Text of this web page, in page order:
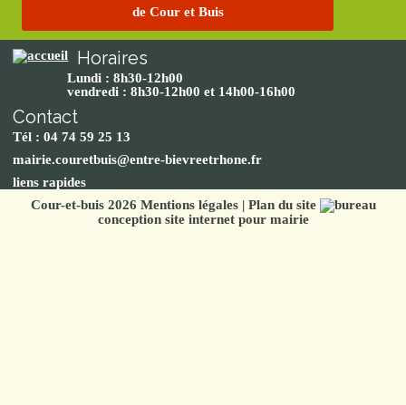
de Cour et Buis
Horaires
Lundi : 8h30-12h00
vendredi : 8h30-12h00 et 14h00-16h00
Contact
Tél : 04 74 59 25 13
mairie.couretbuis@entre-bievreetrhone.fr
liens rapides
Cour-et-buis 2026 Mentions légales| Plan du site
conception site internet pour mairie